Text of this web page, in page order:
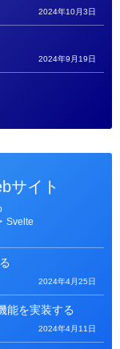
2024年10月3日
2024年9月19日
サイト
Svelte
2024年4月25日
能を実装する
2024年4月11日